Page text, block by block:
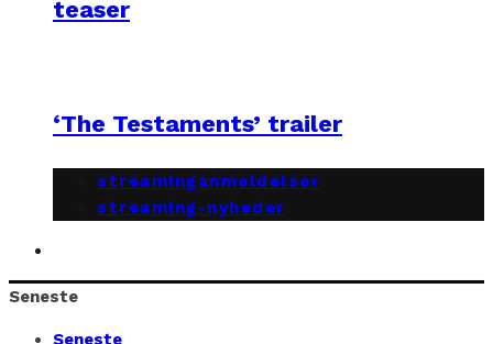
teaser
‘The Testaments’ trailer
streaminganmeldelser
streaming-nyheder
Seneste
Seneste